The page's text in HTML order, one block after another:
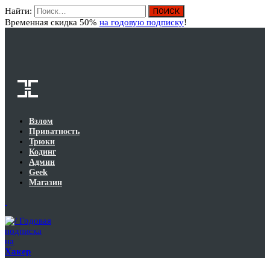
Найти:
Временная скидка 50% на годовую подписку!
Взлом
Приватность
Трюки
Кодинг
Админ
Geek
Магазин
Годовая
подписка
на
Хакер